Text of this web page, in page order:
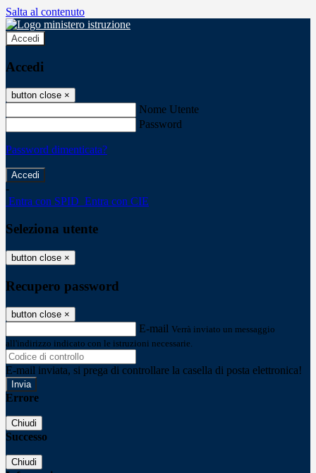
Salta al contenuto
Accedi
Accedi
button close ×
Nome Utente
Password
Password dimenticata?
-
Entra con SPID Entra con CIE
Seleziona utente
button close ×
Recupero password
button close ×
E-mail Verrà inviato un messaggio
all'indirizzo indicato con le istruzioni necessarie.
E-mail inviata, si prega di controllare la casella di posta elettronica!
Errore
Chiudi
Successo
Chiudi